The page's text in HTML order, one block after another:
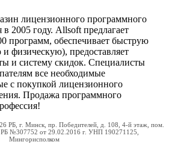
лицензионного программного
2005 году. Allsoft предлагает
программ, обеспечивает быструю
физическую), предоставляет
и систему скидок. Специалисты
все необходимые
с покупкой лицензионного
Продажа программного
РБ, г. Минск, пр. Победителей, д. 108, 4-й этаж, пом.
РБ №307752 от 29.02.2016 г. УНП 190271125,
Мингорисполком